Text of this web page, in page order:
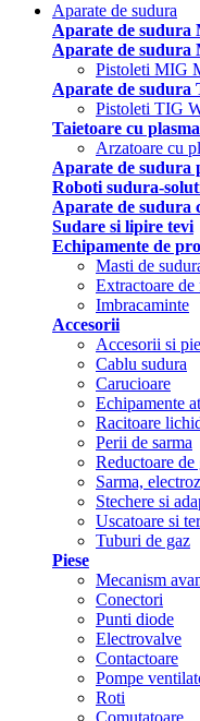
Aparate de sudura
Aparate de
Aparate de
Pistoleti MIG
Aparate de sudura
Pistoleti TIG
Taietoare cu plasma
Arzatoare cu
Aparate de sudura
Roboti sudura-
Aparate de sudura
Sudare si lipire tevi
Echipamente de
Masti de
Extractoare de
Imbracaminte
Accesorii
Accesorii si
Cablu sudura
Carucioare
Echipamente
Racitoare
Perii de sarma
Reductoare de
Sarma,
Stechere si
Uscatoare si
Tuburi de gaz
Piese
Mecanism
Conectori
Punti diode
Electrovalve
Contactoare
Pompe
Roti
Comutatoare